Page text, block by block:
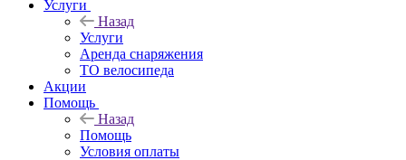
Услуги
Назад
Услуги
Аренда снаряжения
ТО велосипеда
Акции
Помощь
Назад
Помощь
Условия оплаты